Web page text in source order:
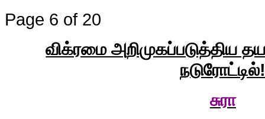
Page 6 of 20
விக்ரமை அறிமுகப்படுத்திய
சுரா